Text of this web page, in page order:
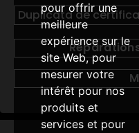
pour offrir une
meilleure
expérience sur le
site Web,pour
mesurer votre
intérêt pour nos
produits et
services et pour
Duplicata de